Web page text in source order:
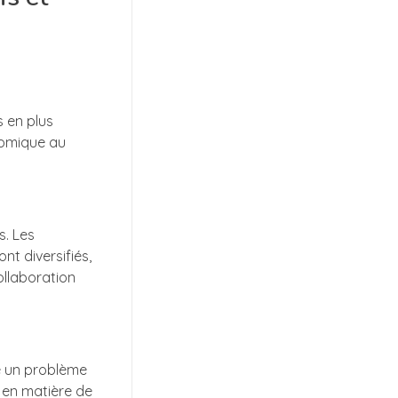
en plus
au
Les
diversifiés,
un problème
matière de